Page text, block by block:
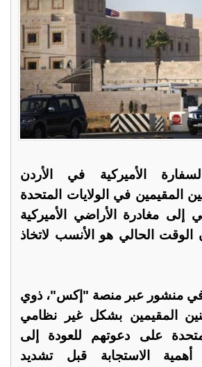
الأميركية في الأردن
المقيمين في الولايات المتحدة
إلى مغادرة الأراضي الأميركية
الوقت الحالي هو الأنسب لاتخاذ
منشور عبر منصة "إكس"، ذوي
المقيمين بشكل غير نظامي
على دعوتهم للعودة إلى
أهمية الاستجابة قبل تشديد